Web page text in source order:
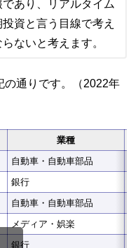
あり、リアルタイム
資と言う目線で考え
ないと考えます。
の通りです。（2022年
業種
自動車・自動車部品
銀行
自動車・自動車部品
メディア・娯楽
銀行